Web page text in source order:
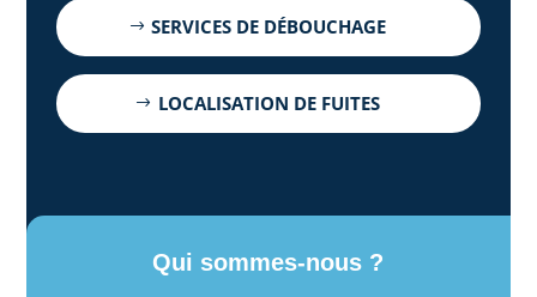
SERVICES DE DÉBOUCHAGE
LOCALISATION DE FUITES
Qui sommes-nous ?